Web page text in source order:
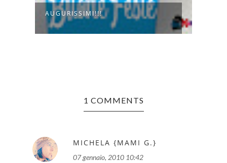
AUGURISSIMI!!!
1 COMMENTS
MICHELA {MAMI G.}
07 gennaio, 2010 10:42